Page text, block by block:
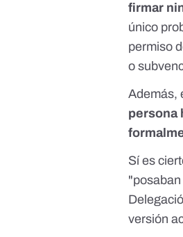
firmar
único
permiso
o
Además,
persona
Sí es
versión